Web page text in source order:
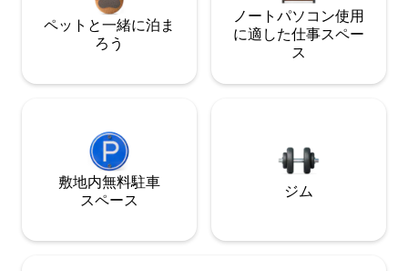
ペットと一緒に泊ま
ろう
ノートパソコン使用
に適した仕事スペー
ス
敷地内無料駐⁠車
ス⁠ペ⁠ー⁠ス
ジム